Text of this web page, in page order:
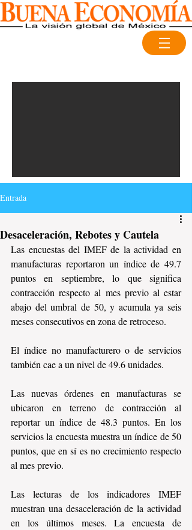
Entrada
Desaceleración, Rebotes y Cautela
Las encuestas del IMEF de la actividad en
manufacturas reportaron un índice de 49.7
puntos en septiembre, lo que significa
contracción respecto al mes previo al estar
abajo del umbral de 50, y acumula ya seis
meses consecutivos en zona de retroceso.
El índice no manufacturero o de servicios
también cae a un nivel de 49.6 unidades.
Las nuevas órdenes en manufacturas se
ubicaron en terreno de contracción al
reportar un índice de 48.3 puntos. En los
servicios la encuesta muestra un índice de 50
puntos, que en sí es no crecimiento respecto
al mes previo.
Las lecturas de los indicadores IMEF
muestran una desaceleración de la actividad
en los últimos meses. La encuesta de